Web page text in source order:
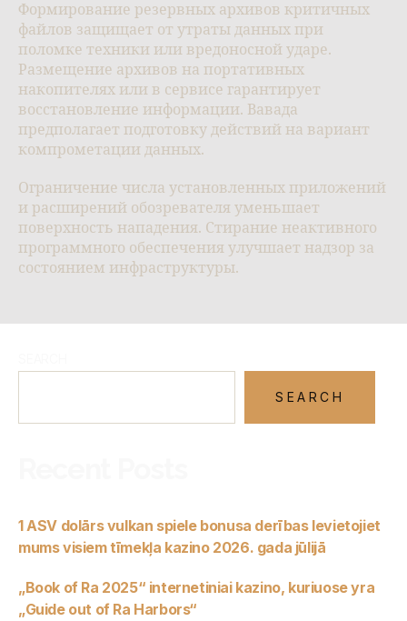
Формирование резервных архивов критичных
файлов защищает от утраты данных при
поломке техники или вредоносной ударе.
Размещение архивов на портативных
накопителях или в сервисе гарантирует
восстановление информации. Вавада
предполагает подготовку действий на вариант
компрометации данных.
Ограничение числа установленных приложений
и расширений обозревателя уменьшает
поверхность нападения. Стирание неактивного
программного обеспечения улучшает надзор за
состоянием инфраструктуры.
SEARCH
1 ASV dolārs vulkan spiele bonusa derības Ievietojiet
mums visiem tīmekļa kazino 2026. gada jūlijā
„Book of Ra 2025“ internetiniai kazino, kuriuose yra
„Guide out of Ra Harbors“